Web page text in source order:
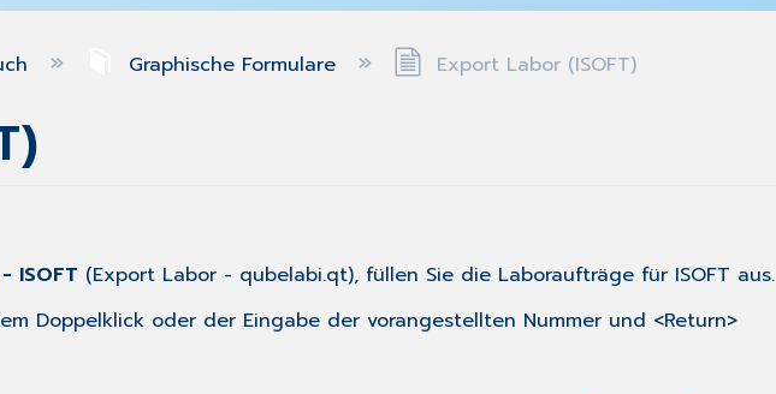
Graphische Formulare Export Labor (ISOFT)
ISOFT (Export Labor - qubelabi.qt), füllen Sie die Laboraufträge für ISOFT aus.
Doppelklick oder der Eingabe der vorangestellten Nummer und <Return>